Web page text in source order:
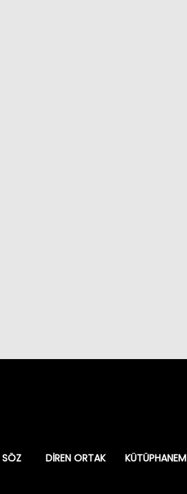
SÖZ DIREN ORTAK KÜTÜPHANEM